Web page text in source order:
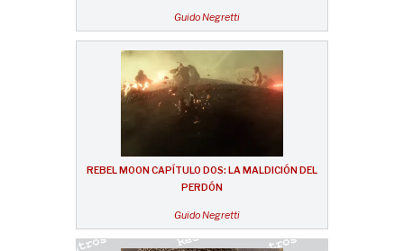
Guido Negretti
REBEL MOON CAPÍTULO DOS: LA MALDICIÓN DEL
PERDÓN
Guido Negretti